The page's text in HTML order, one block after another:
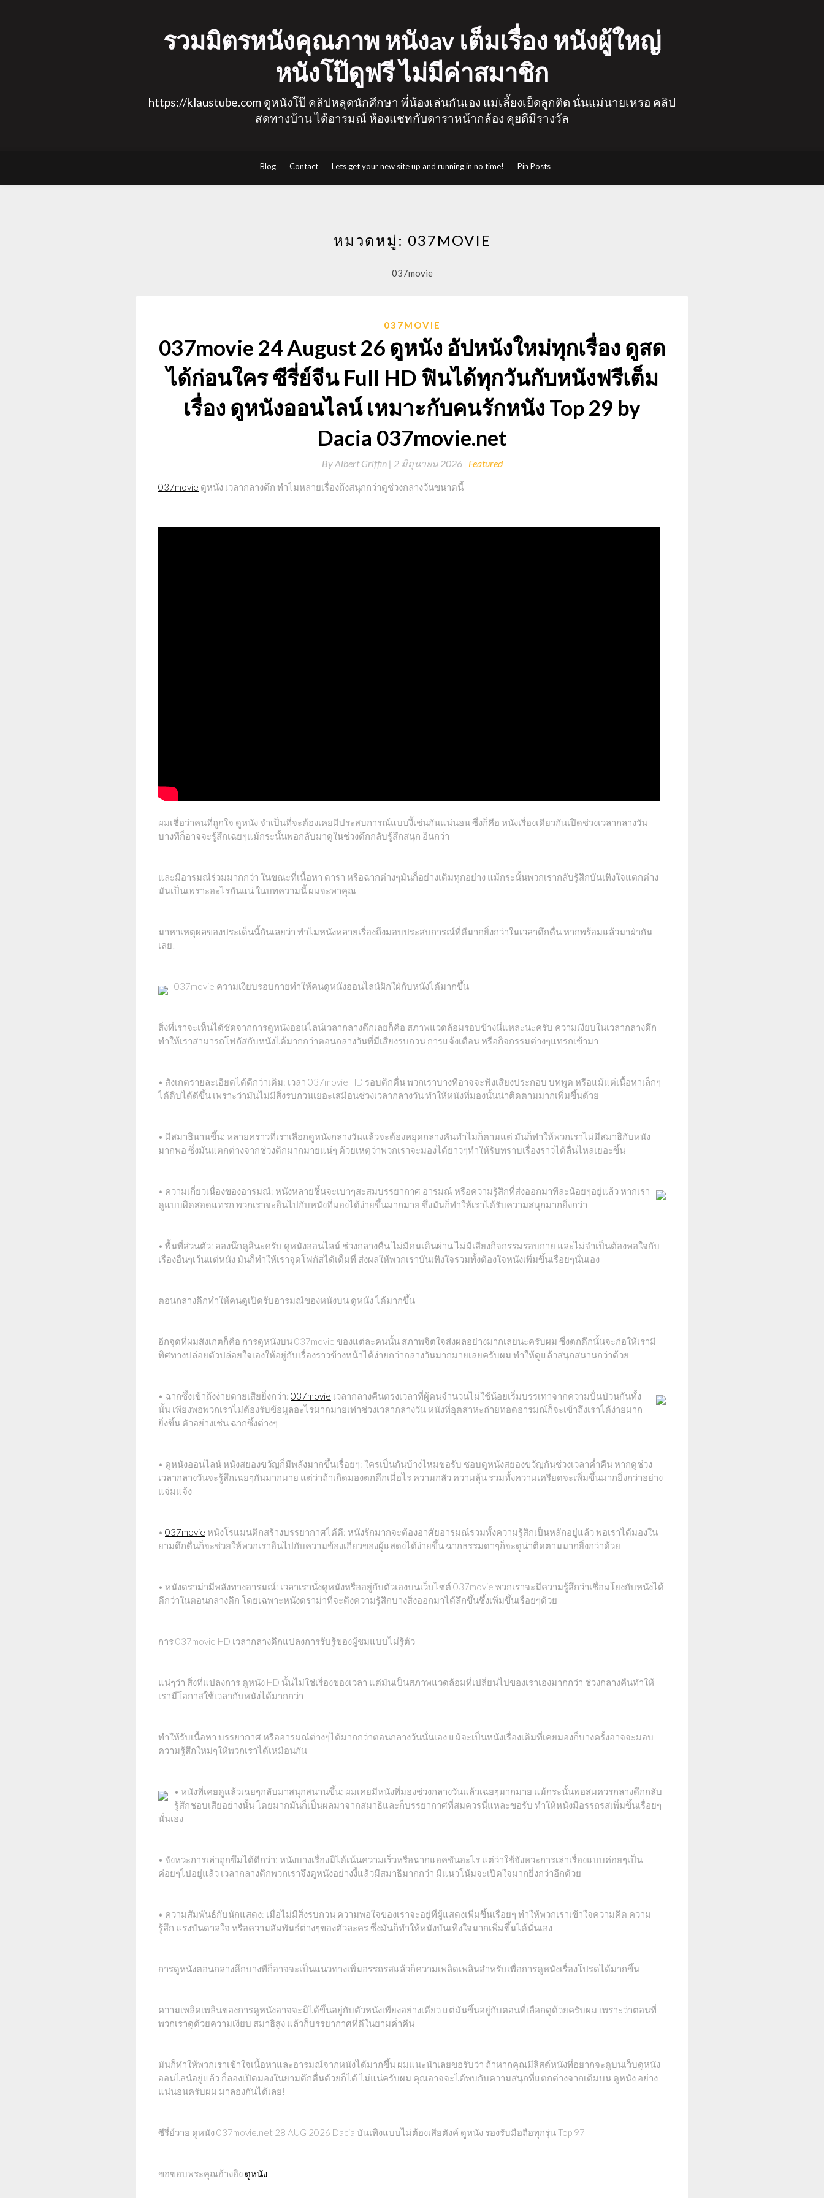
รวมมิตรหนังคุณภาพ หนังav เต็มเรื่อง หนังผู้ใหญ่
หนังโป๊ดูฟรี ไม่มีค่าสมาชิก
https://klaustube.com ดูหนังโป๊ คลิปหลุดนักศึกษา พี่น้องเล่นกันเอง แม่เลี้ยงเย็ดลูกติด นั่นแม่นายเหรอ คลิป
สดทางบ้าน ได้อารมณ์ ห้องแชทกับดาราหน้ากล้อง คุยดีมีรางวัล
Blog Contact Lets get your new site up and running in no time! Pin Posts
หมวดหมู่: 037MOVIE
037movie
037MOVIE
037movie 24 August 26 ดูหนัง อัปหนังใหม่ทุกเรื่อง ดูสด
ได้ก่อนใคร ซีรี่ย์จีน Full HD ฟินได้ทุกวันกับหนังฟรีเต็ม
เรื่อง ดูหนังออนไลน์ เหมาะกับคนรักหนัง Top 29 by
Dacia 037movie.net
By Albert Griffin | 2 มิถุนายน 2026 Featured
037movie ดูหนัง เวลากลางดึก ทำไมหลายเรื่องถึงสนุกกว่าดูช่วงกลางวันขนาดนี้
ผมเชื่อว่าคนที่ถูกใจ ดูหนัง จำเป็นที่จะต้องเคยมีประสบการณ์แบบงี้เช่นกันแน่นอน ซึ่งก็คือ หนังเรื่องเดียวกันเปิดช่วงเวลากลางวัน
บางทีก็อาจจะรู้สึกเฉยๆแม้กระนั้นพอกลับมาดูในช่วงดึกกลับรู้สึกสนุก อินกว่า
และมีอารมณ์ร่วมมากกว่า ในขณะที่เนื้อหา ดารา หรือฉากต่างๆมันก็อย่างเดิมทุกอย่าง แม้กระนั้นพวกเรากลับรู้สึกบันเทิงใจแตกต่าง
มันเป็นเพราะอะไรกันแน่ ในบทความนี้ ผมจะพาคุณ
มาหาเหตุผลของประเด็นนี้กันเลยว่า ทำไมหนังหลายเรื่องถึงมอบประสบการณ์ที่ดีมากยิ่งกว่าในเวลาดึกดื่น หากพร้อมแล้วมาฝ่ากัน
เลย!
037movie ความเงียบรอบกายทำให้คนดูหนังออนไลน์ฝักใฝ่กับหนังได้มากขึ้น
สิ่งที่เราจะเห็นได้ชัดจากการดูหนังออนไลน์เวลากลางดึกเลยก็คือ สภาพแวดล้อมรอบข้างนี่แหละนะครับ ความเงียบในเวลากลางดึก
ทำให้เราสามารถโฟกัสกับหนังได้มากกว่าตอนกลางวันที่มีเสียงรบกวน การแจ้งเตือน หรือกิจกรรมต่างๆแทรกเข้ามา
• สังเกตรายละเอียดได้ดีกว่าเดิม: เวลา 037movie HD รอบดึกดื่น พวกเราบางทีอาจจะฟังเสียงประกอบ บทพูด หรือแม้แต่เนื้อหาเล็กๆ
ได้ดิบได้ดีขึ้น เพราะว่ามันไม่มีสิ่งรบกวนเยอะเสมือนช่วงเวลากลางวัน ทำให้หนังที่มองนั้นน่าติดตามมากเพิ่มขึ้นด้วย
• มีสมาธินานขึ้น: หลายคราวที่เราเลือกดูหนังกลางวันแล้วจะต้องหยุดกลางคันทำไมก็ตามแต่ มันก็ทำให้พวกเราไม่มีสมาธิกับหนัง
มากพอ ซึ่งมันแตกต่างจากช่วงดึกมากมายแน่ๆ ด้วยเหตุว่าพวกเราจะมองได้ยาวๆทำให้รับทราบเรื่องราวได้ลื่นไหลเยอะขึ้น
• ความเกี่ยวเนื่องของอารมณ์: หนังหลายชิ้นจะเบาๆสะสมบรรยากาศ อารมณ์ หรือความรู้สึกที่ส่งออกมาทีละน้อยๆอยู่แล้ว หากเรา
ดูแบบผิดสอดแทรก พวกเราจะอินไปกับหนังที่มองได้ง่ายขึ้นมากมาย ซึ่งมันก็ทำให้เราได้รับความสนุกมากยิ่งกว่า
• พื้นที่ส่วนตัว: ลองนึกดูสินะครับ ดูหนังออนไลน์ ช่วงกลางคืน ไม่มีคนเดินผ่าน ไม่มีเสียงกิจกรรมรอบกาย และไม่จำเป็นต้องพอใจกับ
เรื่องอื่นๆเว้นแต่หนัง มันก็ทำให้เราจุดโฟกัสได้เต็มที่ ส่งผลให้พวกเราบันเทิงใจรวมทั้งต้องใจหนังเพิ่มขึ้นเรื่อยๆนั่นเอง
ตอนกลางดึกทำให้คนดูเปิดรับอารมณ์ของหนังบน ดูหนัง ได้มากขึ้น
อีกจุดที่ผมสังเกตก็คือ การดูหนังบน 037movie ของแต่ละคนนั้น สภาพจิตใจส่งผลอย่างมากเลยนะครับผม ซึ่งตกดึกนั้นจะก่อให้เรามี
ทิศทางปล่อยตัวปล่อยใจเองให้อยู่กับเรื่องราวข้างหน้าได้ง่ายกว่ากลางวันมากมายเลยครับผม ทำให้ดูแล้วสนุกสนานกว่าด้วย
• ฉากซึ้งเข้าถึงง่ายดายเสียยิ่งกว่า: 037movie เวลากลางคืนตรงเวลาที่ผู้คนจำนวนไม่ใช้น้อยเริ่มบรรเทาจากความปั่นป่วนกันทั้ง
นั้น เพียงพอพวกเราไม่ต้องรับข้อมูลอะไรมากมายเท่าช่วงเวลากลางวัน หนังที่อุตสาหะถ่ายทอดอารมณ์ก็จะเข้าถึงเราได้ง่ายมาก
ยิ่งขึ้น ตัวอย่างเช่น ฉากซึ้งต่างๆ
• ดูหนังออนไลน์ หนังสยองขวัญก็มีพลังมากขึ้นเรื่อยๆ: ใครเป็นกันบ้างไหมขอรับ ชอบดูหนังสยองขวัญกันช่วงเวลาค่ำคืน หากดูช่วง
เวลากลางวันจะรู้สึกเฉยๆกันมากมาย แต่ว่าถ้าเกิดมองตกดึกเมื่อไร ความกลัว ความลุ้น รวมทั้งความเครียดจะเพิ่มขึ้นมากยิ่งกว่าอย่าง
แจ่มแจ้ง
• 037movie หนังโรแมนติกสร้างบรรยากาศได้ดี: หนังรักมากจะต้องอาศัยอารมณ์รวมทั้งความรู้สึกเป็นหลักอยู่แล้ว พอเราได้มองใน
ยามดึกดื่นก็จะช่วยให้พวกเราอินไปกับความข้องเกี่ยวของผู้แสดงได้ง่ายขึ้น ฉากธรรมดาๆก็จะดูน่าติดตามมากยิ่งกว่าด้วย
• หนังดราม่ามีพลังทางอารมณ์: เวลาเรานั่งดูหนังหรืออยู่กับตัวเองบนเว็บไซต์ 037movie พวกเราจะมีความรู้สึกว่าเชื่อมโยงกับหนังได้
ดีกว่าในตอนกลางดึก โดยเฉพาะหนังดราม่าที่จะดึงความรู้สึกบางสิ่งออกมาได้ลึกขึ้นซึ้งเพิ่มขึ้นเรื่อยๆด้วย
การ 037movie HD เวลากลางดึกแปลงการรับรู้ของผู้ชมแบบไม่รู้ตัว
แน่ๆว่า สิ่งที่แปลงการ ดูหนัง HD นั้นไม่ใช่เรื่องของเวลา แต่มันเป็นสภาพแวดล้อมที่เปลี่ยนไปของเราเองมากกว่า ช่วงกลางคืนทำให้
เรามีโอกาสใช้เวลากับหนังได้มากกว่า
ทำให้รับเนื้อหา บรรยากาศ หรืออารมณ์ต่างๆได้มากกว่าตอนกลางวันนั่นเอง แม้จะเป็นหนังเรื่องเดิมที่เคยมองก็บางครั้งอาจจะมอบ
ความรู้สึกใหม่ๆให้พวกเราได้เหมือนกัน
• หนังที่เคยดูแล้วเฉยๆกลับมาสนุกสนานขึ้น: ผมเคยมีหนังที่มองช่วงกลางวันแล้วเฉยๆมากมาย แม้กระนั้นพอสมควรกลางดึกกลับ
รู้สึกชอบเสียอย่างนั้น โดยมากมันก็เป็นผลมาจากสมาธิและก็บรรยากาศที่สมควรนี่แหละขอรับ ทำให้หนังมีอรรถรสเพิ่มขึ้นเรื่อยๆ
นั่นเอง
• จังหวะการเล่าถูกซึมได้ดีกว่า: หนังบางเรื่องมิได้เน้นความเร็วหรือฉากแอคชันอะไร แต่ว่าใช้จังหวะการเล่าเรื่องแบบค่อยๆเป็น
ค่อยๆไปอยู่แล้ว เวลากลางดึกพวกเราจึงดูหนังอย่างงี้แล้วมีสมาธิมากกว่า มีแนวโน้มจะเปิดใจมากยิ่งกว่าอีกด้วย
• ความสัมพันธ์กับนักแสดง: เมื่อไม่มีสิ่งรบกวน ความพอใจของเราจะอยู่ที่ผู้แสดงเพิ่มขึ้นเรื่อยๆ ทำให้พวกเราเข้าใจความคิด ความ
รู้สึก แรงบันดาลใจ หรือความสัมพันธ์ต่างๆของตัวละคร ซึ่งมันก็ทำให้หนังบันเทิงใจมากเพิ่มขึ้นได้นั่นเอง
การดูหนังตอนกลางดึกบางทีก็อาจจะเป็นแนวทางเพิ่มอรรถรสแล้วก็ความเพลิดเพลินสำหรับเพื่อการดูหนังเรื่องโปรดได้มากขึ้น
ความเพลิดเพลินของการดูหนังอาจจะมิได้ขึ้นอยู่กับตัวหนังเพียงอย่างเดียว แต่มันขึ้นอยู่กับตอนที่เลือกดูด้วยครับผม เพราะว่าตอนที่
พวกเราดูด้วยความเงียบ สมาธิสูง แล้วก็บรรยากาศที่ดีในยามค่ำคืน
มันก็ทำให้พวกเราเข้าใจเนื้อหาและอารมณ์จากหนังได้มากขึ้น ผมแนะนำเลยขอรับว่า ถ้าหากคุณมีลิสต์หนังที่อยากจะดูบนเว็บดูหนัง
ออนไลน์อยู่แล้ว ก็ลองเปิดมองในยามดึกดื่นด้วยก็ได้ ไม่แน่ครับผม คุณอาจจะได้พบกับความสนุกที่แตกต่างจากเดิมบน ดูหนัง อย่าง
แน่นอนครับผม มาลองกันได้เลย!
ซีรี่ย์วาย ดูหนัง 037movie.net 28 AUG 2026 Dacia บันเทิงแบบไม่ต้องเสียตังค์ ดูหนัง รองรับมือถือทุกรุ่น Top 97
ขอขอบพระคุณอ้างอิง ดูหนัง